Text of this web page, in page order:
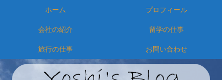
ホーム プロフィール
会社の紹介 留学の仕事
旅行の仕事 お問い合わせ